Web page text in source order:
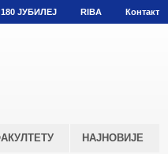
180 ЈУБИЛЕЈ RIBA Контакт
НАЈНОВИЈЕ